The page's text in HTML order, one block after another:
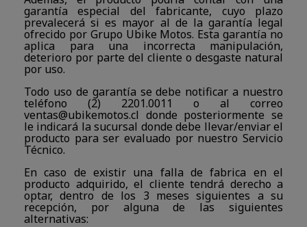
garantía especial del fabricante, cuyo plazo
prevalecerá si es mayor al de la garantía legal
ofrecido por Grupo Ubike Motos. Esta garantía no
aplica para una incorrecta manipulación,
deterioro por parte del cliente o desgaste natural
por uso.
Todo uso de garantía se debe notificar a nuestro
teléfono (2) 2201.0011 o al correo
ventas@ubikemotos.cl donde posteriormente se
le indicará la sucursal donde debe llevar/enviar el
producto para ser evaluado por nuestro Servicio
Técnico.
En caso de existir una falla de fabrica en el
producto adquirido, el cliente tendrá derecho a
optar, dentro de los 3 meses siguientes a su
recepción, por alguna de las siguientes
alternativas: